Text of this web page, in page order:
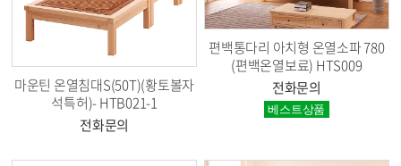
마운틴 온열침대S(50T)(황토볼자
석특허)- HTB021-1
전화문의
편백통다리 아치형 온열소파 780
(편백온열보료) HTS009
전화문의
베스트상품